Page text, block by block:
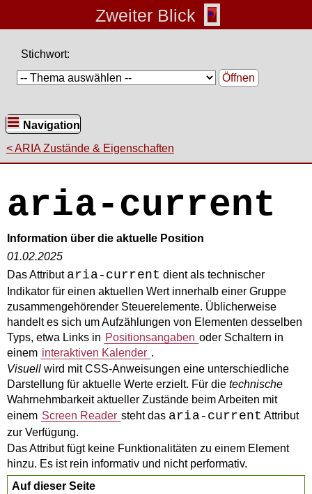
Zweiter Blick
Stichwort:
Öffnen
Navigation
ARIA Zustände & Eigenschaften
aria-current
Information über die aktuelle Position
01.02.2025
Das Attribut aria-current dient als technischer
Indikator für einen aktuellen Wert innerhalb einer Gruppe
zusammengehörender Steuerelemente. Üblicherweise
handelt es sich um Aufzählungen von Elementen desselben
Typs, etwa Links in Positionsangaben oder Schaltern in
einem interaktiven Kalender .
Visuell wird mit CSS-Anweisungen eine unterschiedliche
Darstellung für aktuelle Werte erzielt. Für dietechnische
Wahrnehmbarkeit aktueller Zustände beim Arbeiten mit
einem Screen Reader steht das aria-current Attribut
zur Verfügung.
Das Attribut fügt keine Funktionalitäten zu einem Element
hinzu. Es ist rein informativ und nicht performativ.
Auf dieser Seite